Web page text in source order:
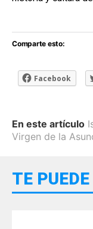
Comparte esto:
Facebook
En este artículo
Virgen de la
TE